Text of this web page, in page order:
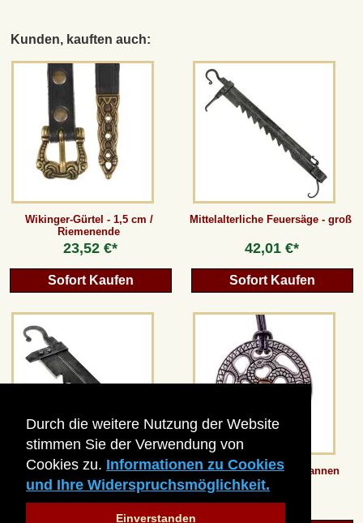
Durch die weitere Nutzung der Website
stimmen Sie der Verwendung von
Cookies zu. Informationen zu Cookies
und Ihre Widerspruchsmöglichkeit.
Einverstanden
Kunden, kauften auch:
Wikinger-Gürtel - 1,5 cm /
Riemenende
23,52 €*
Sofort Kaufen
Mittelalterliche Feuersäge - groß
42,01 €*
Sofort Kaufen
Mittelalterliche Kesselsäge -
klein
29,40 €*
Zierscheibe der Alemannen
ab16,80 €*
Widerrufsrecht
Anfertigung von Museumsrepliken
Mittelalter-Großhandel
Gästebuch
Newsletter
*Alle Preise inkl. MwSt., inkl. Verpackungskosten, zggl. Versandkosten und zzgl.
bisherigen Preis bei peraperis.com.
Zur klassischen Website